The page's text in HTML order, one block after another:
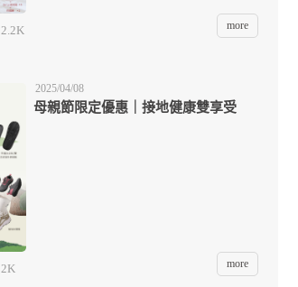
2.2K more
2025/04/08
母親節限定優惠｜接地健康雙享受
2K more